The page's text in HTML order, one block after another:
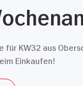
für KW32 aus
Einkaufen!